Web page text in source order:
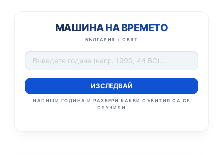
МАШИНА НА ВРЕМЕТО
БЪЛГАРИЯ + СВЯТ
ИЗСЛЕДВАЙ
НАПИШИ ГОДИНА И РАЗБЕРИ КАКВИ СЪБИТИЯ СА СЕ
СЛУЧИЛИ